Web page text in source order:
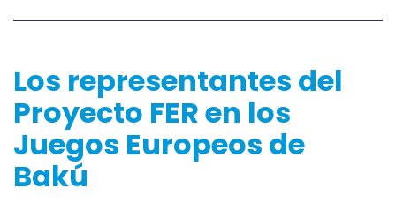
Los representantes del
Proyecto FER en los
Juegos Europeos de
Bakú